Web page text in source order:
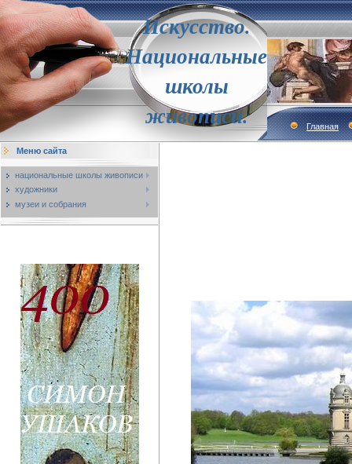
Искусство.
Национальные
школы
живописи.
Главная
Меню сайта
национальные школы живописи
художники
музеи и собрания